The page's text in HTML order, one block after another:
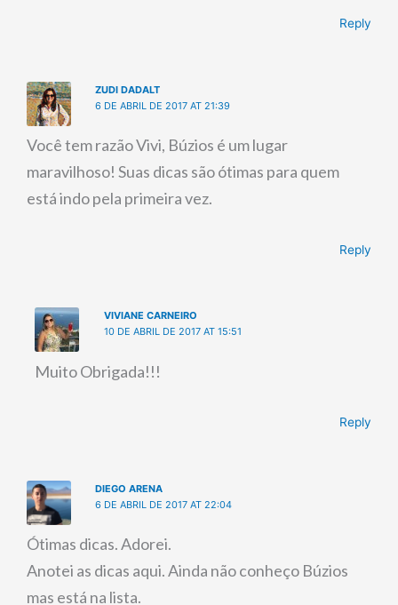
Reply
ZUDI DADALT
6 DE ABRIL DE 2017 AT 21:39
Você tem razão Vivi, Búzios é um lugar
maravilhoso! Suas dicas são ótimas para quem
está indo pela primeira vez.
Reply
VIVIANE CARNEIRO
10 DE ABRIL DE 2017 AT 15:51
Muito Obrigada!!!
Reply
DIEGO ARENA
6 DE ABRIL DE 2017 AT 22:04
Ótimas dicas. Adorei.
Anotei as dicas aqui. Ainda não conheço Búzios
mas está na lista.